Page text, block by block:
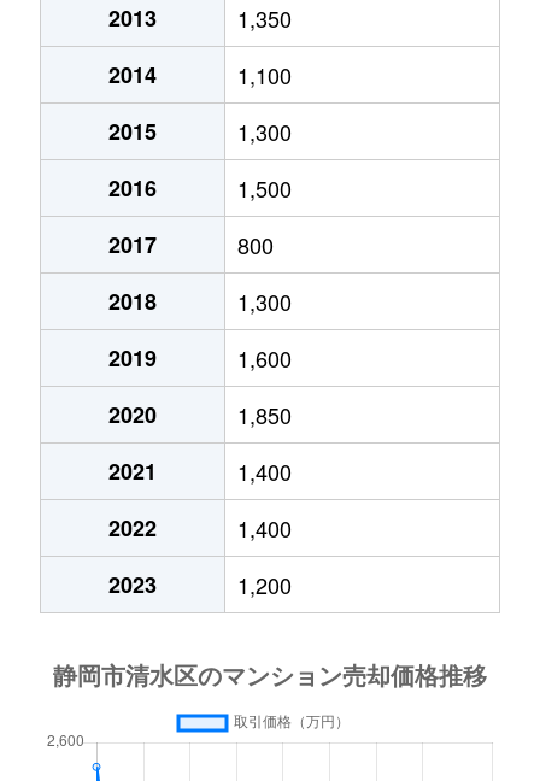
2013
1,350
2014
1,100
2015
1,300
2016
1,500
2017
800
2018
1,300
2019
1,600
2020
1,850
2021
1,400
2022
1,400
2023
1,200